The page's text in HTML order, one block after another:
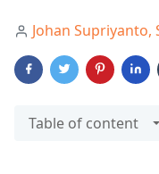
Johan Supriyanto,
Table of content